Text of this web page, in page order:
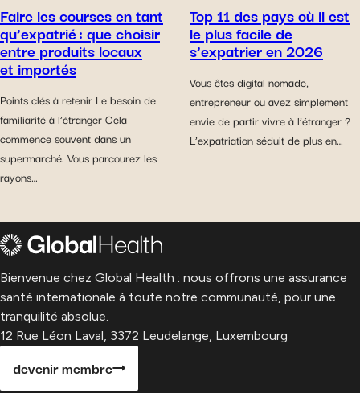
Faire les courses en tant
qu’expatrié : que choisir
entre produits locaux
et importés
Points clés à retenir Le besoin de
familiarité à l’étranger Cela
commence souvent dans un
supermarché. Vous parcourez les
rayons…
Top 11 des pays où il est
le plus facile de
s’expatrier en 2026
Vous êtes digital nomade,
entrepreneur ou avez simplement
envie de partir vivre à l’étranger ?
L’expatriation séduit de plus en…
Bienvenue chez Global Health : nous offrons une assurance
santé internationale à toute notre communauté, pour une
tranquilité absolue.
12 Rue Léon Laval, 3372 Leudelange, Luxembourg
devenir membre